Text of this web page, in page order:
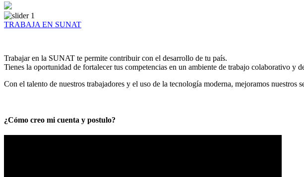
TRABAJA EN SUNAT
Trabajar en la SUNAT te permite contribuir con el desarrollo de tu país.
Tienes la oportunidad de fortalecer tus competencias en un ambiente de trabajo colaborativo y
Con el talento de nuestros trabajadores y el uso de la tecnología moderna, mejoramos nuestros
¿Cómo creo mi cuenta y postulo?